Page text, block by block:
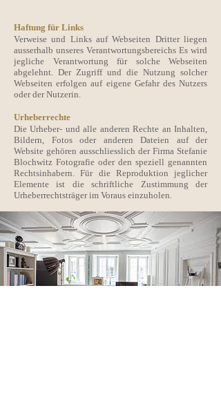
Haftung für Links
Verweise und Links auf Webseiten Dritter liegen
ausserhalb unseres Verantwortungsbereichs Es wird
jegliche Verantwortung für solche Webseiten
abgelehnt. Der Zugriff und die Nutzung solcher
Webseiten erfolgen auf eigene Gefahr des Nutzers
oder der Nutzerin.
Urheberrechte
Die Urheber- und alle anderen Rechte an Inhalten,
Bildern, Fotos oder anderen Dateien auf der
Website gehören ausschliesslich der Firma Stefanie
Blochwitz Fotografie oder den speziell genannten
Rechtsinhabern. Für die Reproduktion jeglicher
Elemente ist die schriftliche Zustimmung der
Urheberrechtsträger im Voraus einzuholen.